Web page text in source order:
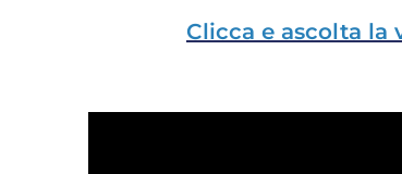
Clicca e ascolta la